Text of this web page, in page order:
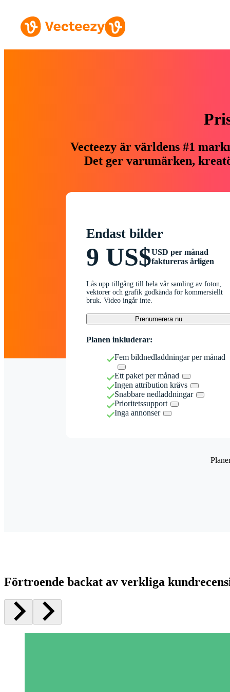
Vecteezy är världens #1
Det ger varumärken,
Endast bilder
9 US$USD per månad
faktureras årligen
Lås upp tillgång till hela vår samling av foton,
vektorer och grafik godkända för kommersiellt
bruk. Video ingår inte.
Prenumerera nu
Planen inkluderar:
Fem bildnedladdningar per månad
Ett paket per månad
Ingen attribution krävs
Snabbare nedladdningar
Prioritetssupport
Inga annonser
Förtroende backat av verkliga